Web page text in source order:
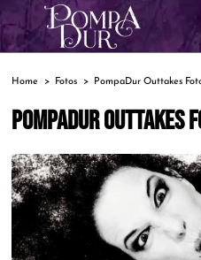
Home Fotos PompaDur Outtakes
POMPADUR OUTTAKES